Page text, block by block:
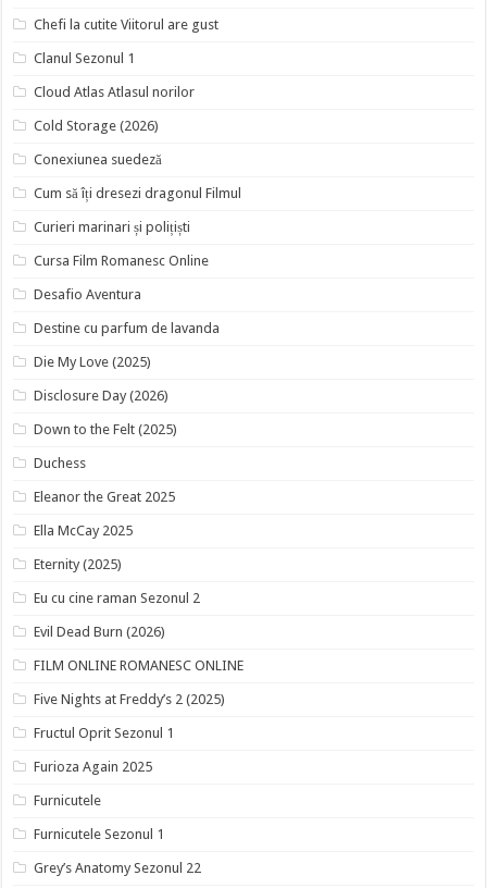
Chefi la cutite Viitorul are gust
Clanul Sezonul 1
Cloud Atlas Atlasul norilor
Cold Storage (2026)
Conexiunea suedeză
Cum să îți dresezi dragonul Filmul
Curieri marinari și polițiști
Cursa Film Romanesc Online
Desafio Aventura
Destine cu parfum de lavanda
Die My Love (2025)
Disclosure Day (2026)
Down to the Felt (2025)
Duchess
Eleanor the Great 2025
Ella McCay 2025
Eternity (2025)
Eu cu cine raman Sezonul 2
Evil Dead Burn (2026)
FILM ONLINE ROMANESC ONLINE
Five Nights at Freddy’s 2 (2025)
Fructul Oprit Sezonul 1
Furioza Again 2025
Furnicutele
Furnicutele Sezonul 1
Grey’s Anatomy Sezonul 22